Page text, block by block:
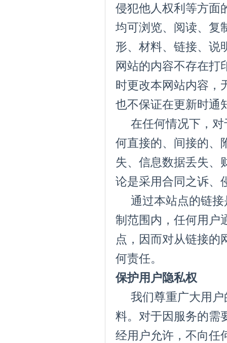
侵犯他人权利等方面
均可浏览、阅读、复
形、材料、链接、说
网站的内容不存在打
时更改本网站内容，
也不保证在更新
在任何情况下，对
何直接的、间接的、
失、信息数据丢失、
论是采用合同之诉
通过本站点的链接
制范围内，任何用户
点，因而对从链接的
何责任。
保护用户隐私权
我们尊重广大用户
料。对于因服务的需
经用户允许，不向任